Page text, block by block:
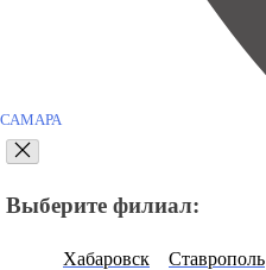
САМАРА
Выберите филиал:
Хабаровск Ставрополь